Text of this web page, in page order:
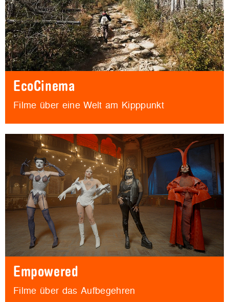
EcoCinema
Filme über eine Welt am Kipppunkt
Empowered
Filme über das Aufbegehren